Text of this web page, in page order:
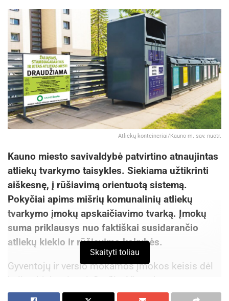
Atliekų konteineriai/Kauno m. sav. nuotr.
Kauno miesto savivaldybė patvirtino atnaujintas
atliekų tvarkymo taisykles. Siekiama užtikrinti
aiškesnę, į rūšiavimą orientuotą sistemą.
Pokyčiai apims mišrių komunalinių atliekų
tvarkymo įmokų apskaičiavimo tvarką. Įmokų
suma priklausys nuo faktiškai susidarančio
atliekų kiekio ir rūšiavimo kokybės.
Gyventojų ir verslo mokamos įmokos keisis dėl
kelių objektyvių priežasčių. Viena jų –
Valstybinės energetikos reguliavimo tarybos
Skaityti toliau